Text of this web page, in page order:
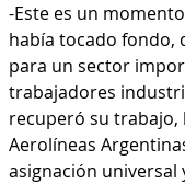
-Este es un
había tocado fondo,
para un sector
trabajadores
recuperó su
Aerolíneas
asignación